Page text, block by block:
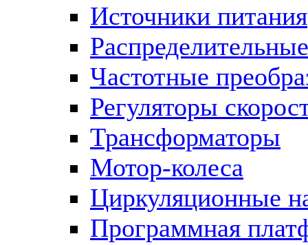
Источники питания
Частотные
Регуляторы
Трансформаторы
Мотор-колеса
Циркуляционные
Программная